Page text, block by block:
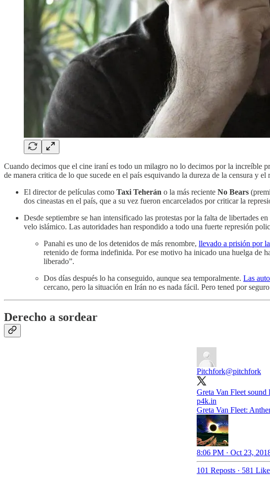
Cuando decimos que el cine iraní es todo un milagro no lo decimos por la increíble
de manera critica de lo que sucede en el país esquivando la dureza de la censura y el
El director de películas como Taxi Teherán o la más reciente No Bears
dos cineastas en el país, que a su vez fueron encarcelados por criticar la
Desde septiembre se han intensificado las protestas por la falta de libertades
velo islámico. Las autoridades han respondido a todo una fuerte represión
Panahi es uno de los detenidos de más renombre, llevado a prisión por
retenido de forma indefinida. Por ese motivo ha inicado una huelga de
liberado”.
Dos días después lo ha conseguido, aunque sea temporalmente. Las
cercano, pero la situación en Irán no es nada fácil. Pero tened por
Derecho a sordear
Pitchfork@pitchfork
Greta Van Fleet
p4k.in
Greta Van Fleet:
8:06 PM · Oct 23,
101 Reposts · 581